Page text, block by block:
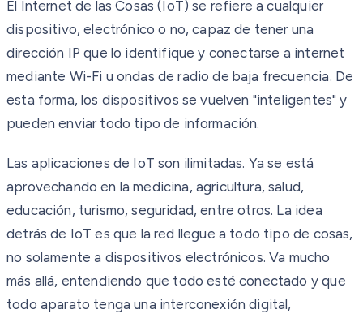
El Internet de las Cosas (IoT) se refiere a cualquier
dispositivo, electrónico o no, capaz de tener una
dirección IP que lo identifique y conectarse a internet
mediante Wi-Fi u ondas de radio de baja frecuencia. De
esta forma, los dispositivos se vuelven "inteligentes" y
pueden enviar todo tipo de información.
Las aplicaciones de IoT son ilimitadas. Ya se está
aprovechando en la medicina, agricultura, salud,
educación, turismo, seguridad, entre otros. La idea
detrás de IoT es que la red llegue a todo tipo de cosas,
no solamente a dispositivos electrónicos. Va mucho
más allá, entendiendo que todo esté conectado y que
todo aparato tenga una interconexión digital,